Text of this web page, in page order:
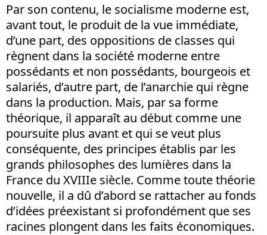
Par son contenu, le socialisme moderne est,
avant tout, le produit de la vue immédiate,
d’une part, des oppositions de classes qui
règnent dans la société moderne entre
possédants et non possédants, bourgeois et
salariés, d’autre part, de l’anarchie qui règne
dans la production. Mais, par sa forme
théorique, il apparaît au début comme une
poursuite plus avant et qui se veut plus
conséquente, des principes établis par les
grands philosophes des lumières dans la
France du XVIIIe siècle. Comme toute théorie
nouvelle, il a dû d’abord se rattacher au fonds
d’idées préexistant si profondément que ses
racines plongent dans les faits économiques.